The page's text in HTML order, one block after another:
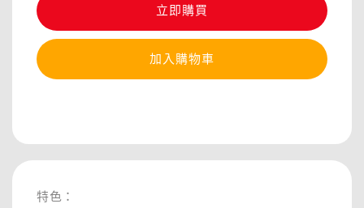
立即購買
加入購物車
特色：